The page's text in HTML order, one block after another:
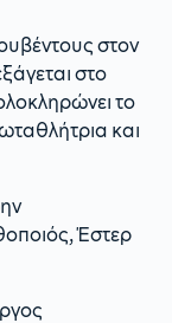
στον
στο
το
και
Έστερ